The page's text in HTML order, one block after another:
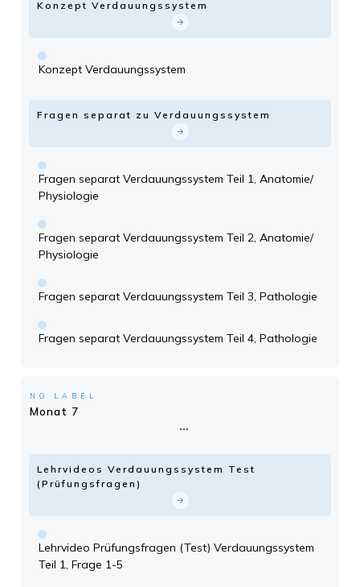
Konzept Verdauungssystem
Konzept Verdauungssystem
Fragen separat zu Verdauungssystem
Fragen separat Verdauungssystem Teil 1, Anatomie/
Physiologie
Fragen separat Verdauungssystem Teil 2, Anatomie/
Physiologie
Fragen separat Verdauungssystem Teil 3, Pathologie
Fragen separat Verdauungssystem Teil 4, Pathologie
NO LABEL
Monat 7
Lehrvideos Verdauungssystem Test
(Prüfungsfragen)
Lehrvideo Prüfungsfragen (Test) Verdauungssystem
Teil 1, Frage 1-5